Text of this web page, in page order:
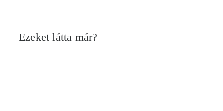
Ezeket látta már?